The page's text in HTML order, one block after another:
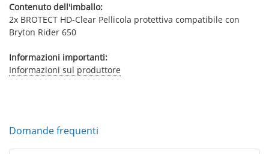
Contenuto dell'imballo:
2x BROTECT HD-Clear Pellicola protettiva compatibile con
Bryton Rider 650
Informazioni importanti:
Informazioni sul produttore
Domande frequenti